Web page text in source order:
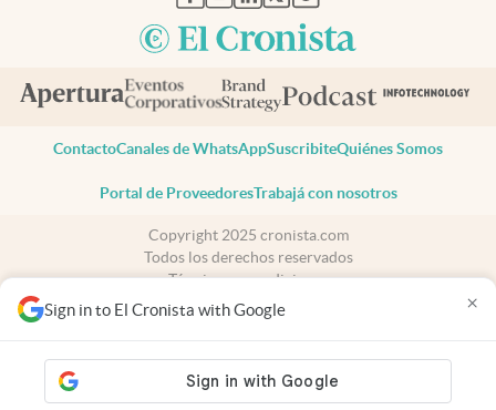
Sign in to El Cronista with Google ×
ContactoCanales de WhatsAppSuscribiteQuiénes Somos
Portal de ProveedoresTrabajá con nosotros
Copyright 2025 cronista.com
Todos los derechos reservados
Términos y condiciones
Privacidad
Consentimiento
cronista.com
es propiedad de El Cronista Comercial S.A Registro de